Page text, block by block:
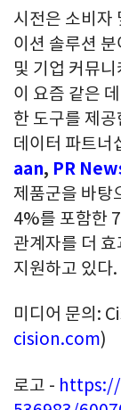
시전은 소비자
이션 솔루션
및 기업 커뮤
이 요즘 같은
한 도구를 제
데이터 파트너
aan, PR
제품군을 바
4%를 포함한
관계자를 더
지원하고 있다.
미디어 문의:
cision.com)
로고 -